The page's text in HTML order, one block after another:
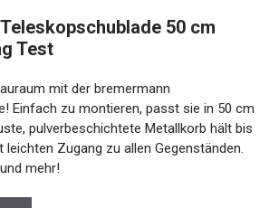
50 cm
Test
mit der bremermann
Einfach zu montieren, passt sie in 50 cm
pulverbeschichtete Metallkorb hält bis
leichten Zugang zu allen Gegenständen.
mehr!